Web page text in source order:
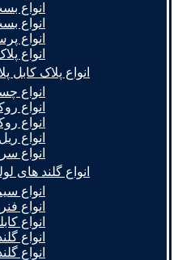
انواع
انواع
انواع
انواع
انواع پلاک کابل
انواع
انواع
انواع
انواع
انواع
انواع گلند های
انواع
انواع
انواع
انواع
انواع